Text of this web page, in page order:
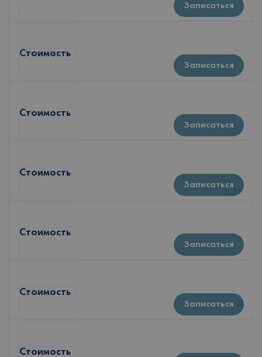
Записаться
Стоимость
Записаться
Стоимость
Записаться
Стоимость
Записаться
Стоимость
Записаться
Стоимость
Записаться
Стоимость